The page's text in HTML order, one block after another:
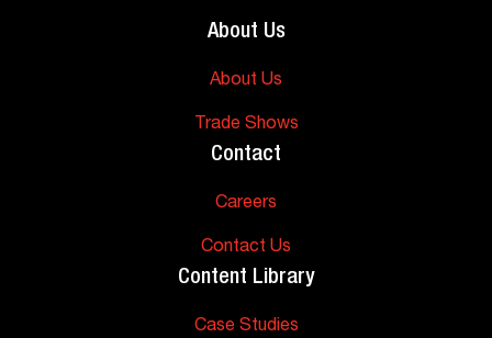
About Us
About Us
Trade Shows
Contact
Careers
Contact Us
Content Library
Case Studies